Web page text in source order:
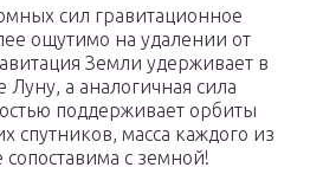
сил гравитационное
ощутимо на удалении от
Земли удерживает в
Луну, а аналогичная сила
поддерживает орбиты
спутников, масса каждого из
с земной!